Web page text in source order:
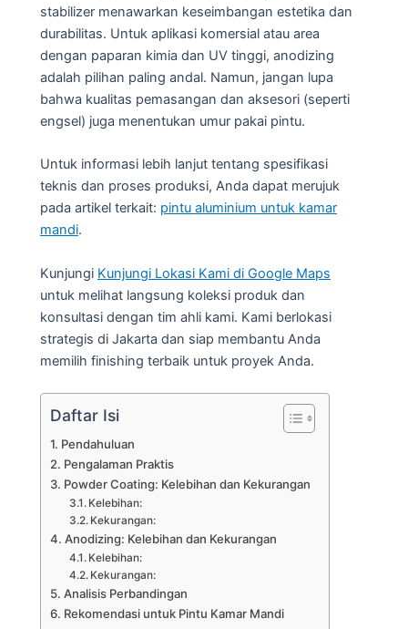
stabilizer menawarkan keseimbangan estetika dan
durabilitas. Untuk aplikasi komersial atau area
dengan paparan kimia dan UV tinggi, anodizing
adalah pilihan paling andal. Namun, jangan lupa
bahwa kualitas pemasangan dan aksesori (seperti
engsel) juga menentukan umur pakai pintu.
Untuk informasi lebih lanjut tentang spesifikasi
teknis dan proses produksi, Anda dapat merujuk
pada artikel terkait: pintu aluminium untuk kamar
mandi.
Kunjungi Kunjungi Lokasi Kami di Google Maps
untuk melihat langsung koleksi produk dan
konsultasi dengan tim ahli kami. Kami berlokasi
strategis di Jakarta dan siap membantu Anda
memilih finishing terbaik untuk proyek Anda.
Daftar Isi
Pendahuluan
Pengalaman Praktis
Powder Coating: Kelebihan dan Kekurangan
Kelebihan:
Kekurangan:
Anodizing: Kelebihan dan Kekurangan
Kelebihan:
Kekurangan:
Analisis Perbandingan
Rekomendasi untuk Pintu Kamar Mandi